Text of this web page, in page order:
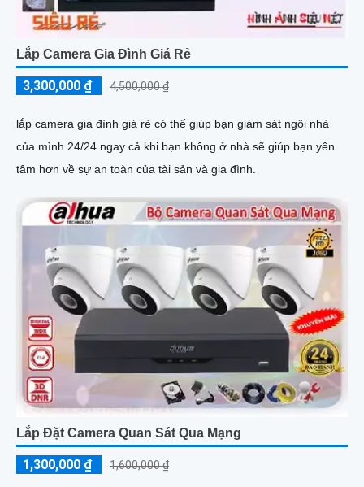
Lắp Camera Gia Đình Giá Rẻ
3,300,000 ₫ 4,500,000 ₫
lắp camera gia đình giá rẻ có thể giúp bạn giám sát ngôi nhà
của mình 24/24 ngay cả khi bạn không ở nhà sẽ giúp bạn yên
tâm hơn về sự an toàn của tài sản và gia đình.
Lắp Đặt Camera Quan Sát Qua Mạng
1,300,000 ₫ 1,600,000 ₫